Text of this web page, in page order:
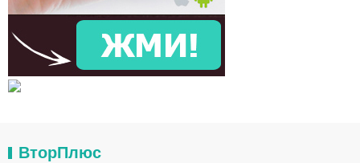
ВторПлюс